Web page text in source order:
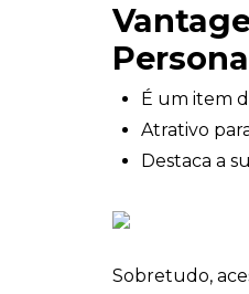
É um item
Atrativo
Destaca a
Sobretudo,